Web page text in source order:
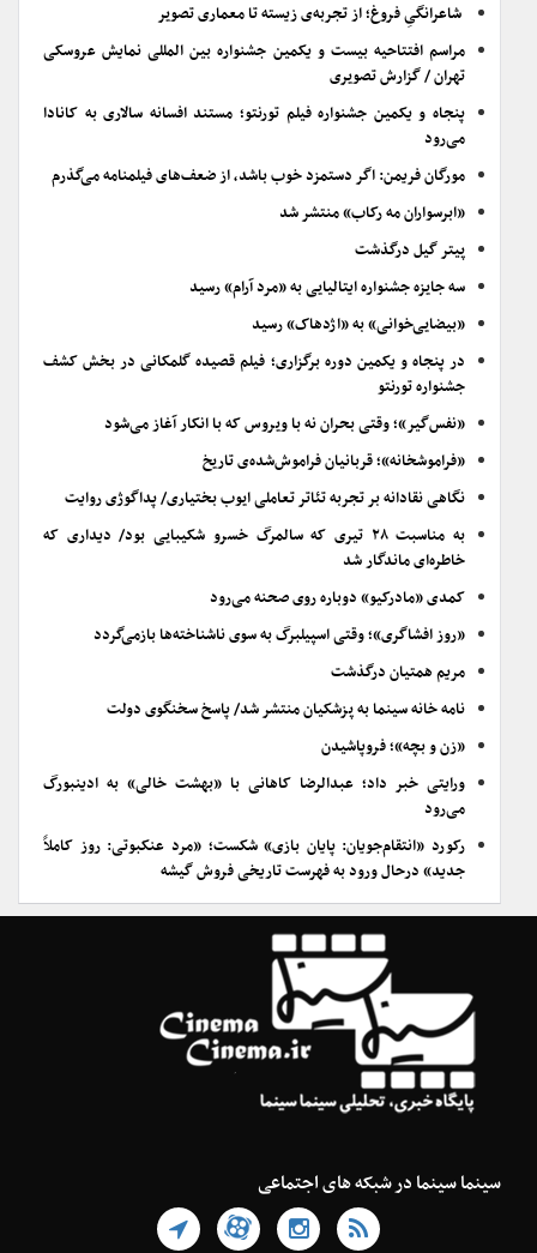
شاعرانگیِ فروغ؛ از تجربه‌ی زیسته تا معماری تصویر
مراسم افتتاحیه بیست و یکمین جشنواره بین المللی نمایش عروسکی
تهران / گزارش تصویری
پنجاه و یکمین جشنواره فیلم تورنتو؛ مستند افسانه سالاری به کانادا
می‌رود
مورگان فریمن: اگر دستمزد خوب باشد، از ضعف‌های فیلمنامه می‌گذرم
«ابرسواران مه رکاب» منتشر شد
پیتر گیل درگذشت
سه جایزه جشنواره ایتالیایی به «مرد آرام» رسید
«بیضایی‌خوانی» به «اژدهاک» رسید
در پنجاه و یکمین دوره برگزاری؛ فیلم قصیده گلمکانی در بخش کشف
جشنواره تورنتو
«نفس‌گیر»؛ وقتی بحران نه با ویروس که با انکار آغاز می‌شود
«فراموشخانه»؛ قربانیان فراموش‌شده‌ی تاریخ
نگاهی نقادانه بر تجربه تئاتر تعاملی ایوب بختیاری/ پداگوژی روایت
به مناسبت ۲۸ تیری که سالمرگ خسرو شکیبایی بود/ دیداری که
خاطره‌ای ماندگار شد
کمدی «مادرکیو» دوباره روی صحنه می‌رود
«روز افشاگری»؛ وقتی اسپیلبرگ به سوی ناشناخته‌ها بازمی‌گردد
مریم همتیان درگذشت
نامه خانه سینما به پزشکیان منتشر شد/ پاسخ سخنگوی دولت
«زن و بچه»؛ فروپاشیدن
ورایتی خبر داد؛ عبدالرضا کاهانی با «بهشت خالی» به ادینبورگ
می‌رود
رکورد «انتقام‌جویان: پایان بازی» شکست؛ «مرد عنکبوتی: روز کاملاً
جدید» درحال ورود به فهرست تاریخی فروش گیشه
سینما سینما در شبکه های اجتماعی